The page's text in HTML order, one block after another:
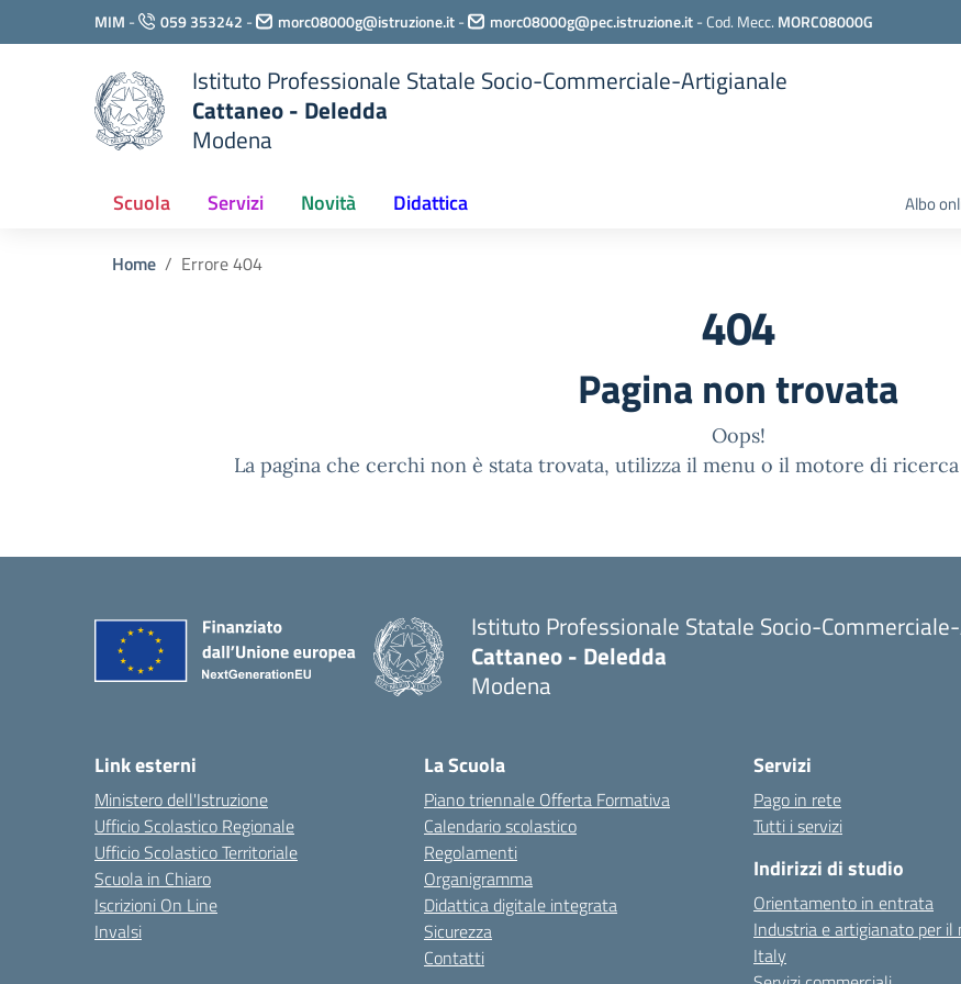
Vai ai contenuti
Vai al menu di navigazione
MIM - 059 353242 - morc08000g@istruzione.it- morc08000g@pec.istruzione.it-Cod. Mecc. MORC08000G
Istituto Professionale Statale Socio-Commerciale-Artigianale
Cattaneo - Deledda
Modena
Scuola Servizi Novità Didattica Albo
Home Errore 404
404
Pagina non trovata
Oops!
La pagina che cerchi non è stata trovata, utilizza il menu o il motore di
Istituto Professionale Statale Socio-
Cattaneo - Deledda
Modena
Link esterni
Ministero dell'Istruzione
Ufficio Scolastico Regionale
Ufficio Scolastico Territoriale
Scuola in Chiaro
Iscrizioni On Line
Invalsi
La Scuola
Piano triennale Offerta Formativa
Calendario scolastico
Regolamenti
Organigramma
Didattica digitale integrata
Sicurezza
Contatti
Servizi
Pago in rete
Tutti i servizi
Indirizzi di studio
Orientamento in entrata
Industria e artigianato per il
Italy